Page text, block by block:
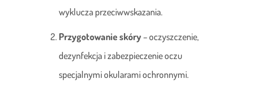
wyklucza przeciwwskazania.
Przygotowanie skóry– oczyszczenie,
dezynfekcja i zabezpieczenie oczu
specjalnymi okularami ochronnymi.